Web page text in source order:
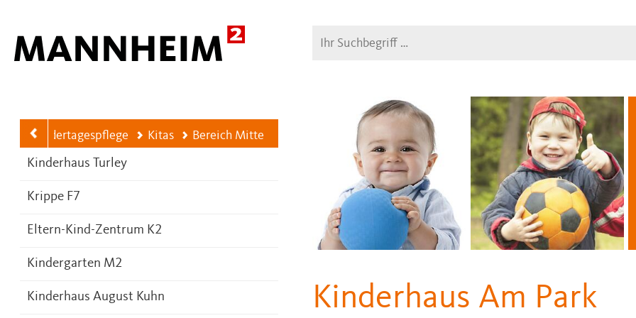
Suche
und Kindertagespflege Kitas Bereich Mitte
Kinderhaus Turley
Krippe F7
Eltern-Kind-Zentrum K2
Kindergarten M2
Kinderhaus August Kuhn Kinderhaus Am Park